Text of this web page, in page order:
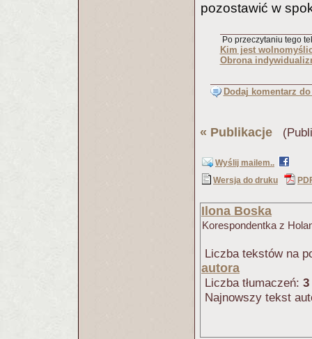
pozostawić w
Po przeczytaniu tego
Kim jest
Obrona
Dodaj komentarz
« Publikacje
Wyślij mailem..
Wersja do druku
Ilona Boska
Korespondentka z
Liczba tekstów na
autora
Liczba tłumaczeń: 3
Najnowszy tekst